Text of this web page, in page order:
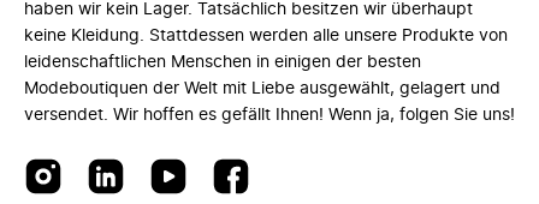
haben wir kein Lager. Tatsächlich besitzen wir überhaupt
keine Kleidung. Stattdessen werden alle unsere Produkte von
leidenschaftlichen Menschen in einigen der besten
Modeboutiquen der Welt mit Liebe ausgewählt, gelagert und
versendet. Wir hoffen es gefällt Ihnen! Wenn ja, folgen Sie uns!